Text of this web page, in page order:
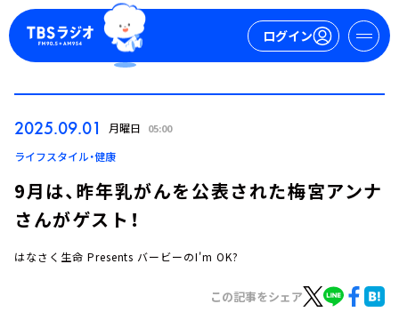
ログイン
ログイン
2025.09.01 月曜日 05:00
ライフスタイル・健康
9月は、昨年乳がんを公表された梅宮アンナ
さんがゲスト！
はなさく生命 Presents バービーのI'm OK?
この記事をシェア